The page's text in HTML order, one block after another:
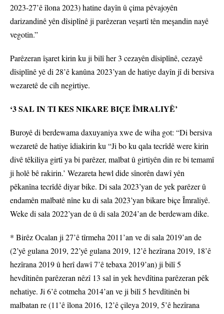
2023-27’ê îlona 2023) hatine dayîn û çima pêvajoyên
darizandinê yên dîsiplînê ji parêzeran veşartî tên meşandin nayê
vegotin.”
Parêzeran îşaret kirin ku ji bilî her 3 cezayên dîsiplînê, cezayê
dîsiplînê yê di 28’ê kanûna 2023’yan de hatiye dayîn jî di bersiva
wezaretê de cih negirtiye.
‘3 SAL IN TI KES NIKARE BIÇE ÎMRALIYÊ’
Buroyê di berdewama daxuyaniya xwe de wiha got: “Di bersiva
wezaretê de hatiye îdiakirin ku “Ji bo ku qala tecrîdê were kirin
divê têkiliya girtî ya bi parêzer, malbat û girtiyên din re bi temamî
ji holê bê rakirin.’ Wezareta hewl dide sînorên dawî yên
pêkanîna tecrîdê diyar bike. Di sala 2023’yan de yek parêzer û
endamên malbatê nîne ku di sala 2023’yan bikare biçe Îmraliyê.
Weke di sala 2022’yan de û di sala 2024’an de berdewam dike.
* Birêz Ocalan ji 27’ê tîrmeha 2011’an ve di sala 2019’an de
(2’yê gulana 2019, 22’yê gulana 2019, 12’ê hezîrana 2019, 18’ê
hezîrana 2019 û herî dawî 7’ê tebaxa 2019’an) ji bilî 5
hevdîtinên parêzeran nêzî 13 sal in yek hevdîtina parêzeran pêk
nehatiye. Ji 6’ê cotmeha 2014’an ve ji bilî 5 hevdîtinên bi
malbatan re (11’ê îlona 2016, 12’ê çileya 2019, 5’ê hezîrana